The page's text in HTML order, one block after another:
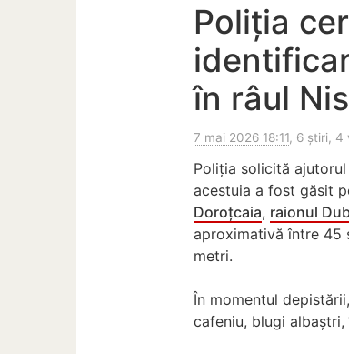
Poliția
în râul
7 mai 2026 18:11, 6 știri, 4
Poliția solicită
acestuia a fost găsit
Doroțcaia, raionul
aproximativă între 45
metri.
În momentul
cafeniu, blugi